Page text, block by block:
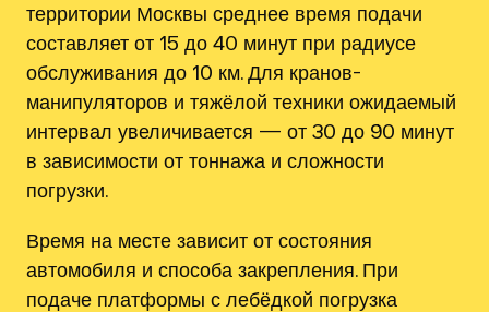
территории Москвы среднее время подачи
составляет от 15 до 40 минут при радиусе
обслуживания до 10 км. Для кранов-
манипуляторов и тяжёлой техники ожидаемый
интервал увеличивается — от 30 до 90 минут
в зависимости от тоннажа и сложности
погрузки.
Время на месте зависит от состояния
автомобиля и способа закрепления. При
подаче платформы с лебёдкой погрузка